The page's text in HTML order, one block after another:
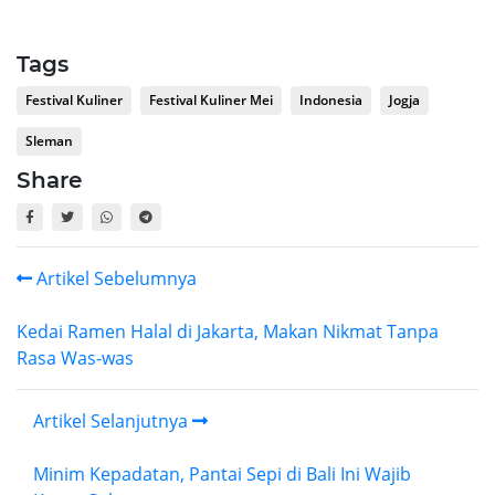
Tags
Festival Kuliner Festival Kuliner Mei Indonesia Jogja
Sleman
Share
Artikel Sebelumnya
Kedai Ramen Halal di Jakarta, Makan Nikmat Tanpa
Rasa Was-was
Artikel Selanjutnya
Minim Kepadatan, Pantai Sepi di Bali Ini Wajib